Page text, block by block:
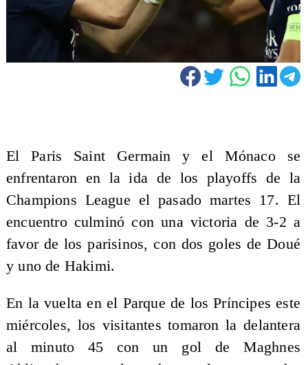
El Paris Saint Germain y el Mónaco se
enfrentaron en la ida de los playoffs de la
Champions League el pasado martes 17. El
encuentro culminó con una victoria de 3-2 a
favor de los parisinos, con dos goles de Doué
y uno de Hakimi.
En la vuelta en el Parque de los Príncipes este
miércoles, los visitantes tomaron la delantera
al minuto 45 con un gol de Maghnes